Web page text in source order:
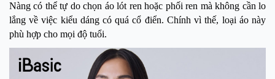
Nàng có thể tự do chọn áo lót ren hoặc phối ren mà không cần lo
lắng về việc kiểu dáng có quá cổ điển. Chính vì thế, loại áo này
phù hợp cho mọi độ tuổi.